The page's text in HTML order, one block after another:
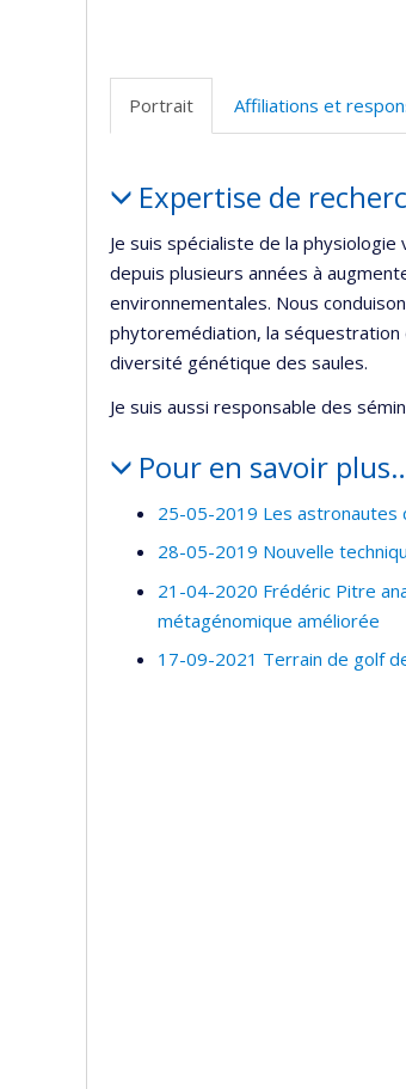
Portrait Affiliations et
Expertise de
Je suis spécialiste de la
depuis plusieurs années à
environnementales. Nous
phytoremédiation, la séquestration
diversité génétique des saules.
Je suis aussi responsable des
Pour en savoir
25-05-2019 Les astronautes
28-05-2019 Nouvelle
21-04-2020 Frédéric Pitre
métagénomique améliorée
17-09-2021 Terrain de golf